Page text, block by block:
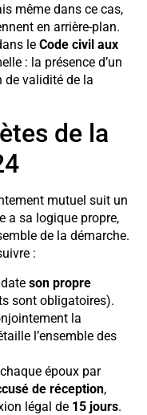
même dans ce cas,
en arrière-plan.
le Code civil aux
: la présence d’un
de validité de la
de la
mutuel suit un
a sa logique propre,
de la démarche.
:
son propre
sont obligatoires).
la
l’ensemble des
époux par
de réception,
légal de 15 jours.